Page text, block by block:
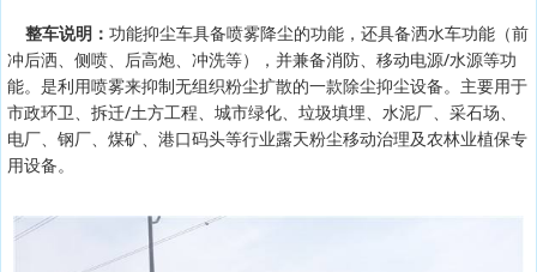
整车说明： 功能抑尘车具备喷雾降尘的功能，还具备洒水车功能（前
冲后洒、侧喷、后高炮、冲洗等），并兼备消防、移动电源/水源等功
能。是利用喷雾来抑制无组织粉尘扩散的一款除尘抑尘设备。主要用于
市政环卫、拆迁/土方工程、城市绿化、垃圾填埋、水泥厂、采石场、
电厂、钢厂、煤矿、港口码头等行业露天粉尘移动治理及农林业植保专
用设备。